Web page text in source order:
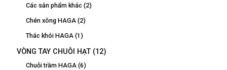
Các sản phẩm khác (2)
Chén xông HAGA (2)
Thác khói HAGA (1)
VÒNG TAY CHUỖI HẠT (12)
Chuỗi trầm HAGA (6)